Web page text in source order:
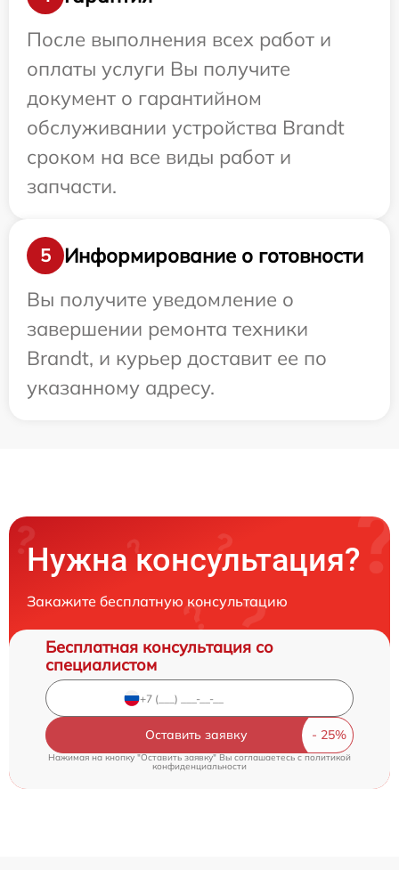
После выполнения всех работ и
оплаты услуги Вы получите
документ о гарантийном
обслуживании устройства Brandt
сроком на все виды работ и
запчасти.
5
Информирование о готовности
Вы получите уведомление о
завершении ремонта техники
Brandt, и курьер доставит ее по
указанному адресу.
Нужна консультация?
Закажите бесплатную консультацию
Бесплатная консультация со
специалистом
Оставить заявку
Нажимая на кнопку "Оставить заявку" Вы соглашаетесь cполитикой
конфиденциальности